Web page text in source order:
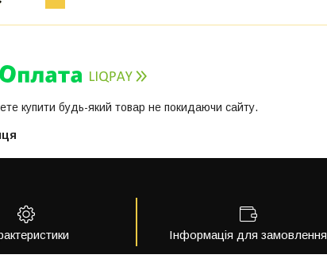
купити будь-який товар не покидаючи сайту.
Інформація для замовлення